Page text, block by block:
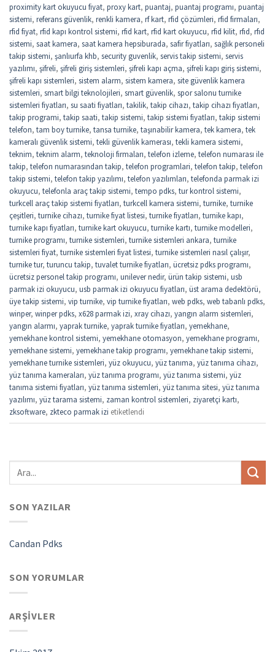
proximity kart okuyucu fiyat, proxy kart, puantaj, puantaj programı, puantaj
sistemi, referans güvenlik, renkli kamera, rf kart, rfid çözümleri, rfid firmaları,
rfid fiyat, rfid kapı kontrol sistemi, rfid kart, rfid kart okuyucu, rfid kilit, rfıd, rfıd
sistemi, saat kamera, saat kamera hepsiburada, safir fiyatları, sağlık personeli
takip sistemi, şanlıurfa khb, security guvenlik, servis takip sistemi, servis
yazılımı, şifreli, şifreli giriş sistemleri, şifreli kapı açma, şifreli kapı giriş sistemi,
şifreli kapı sistemleri, sistem alarm, sistem kamera, site güvenlik kamera
sistemleri, smart bilgi teknolojileri, smart güvenlik, spor salonu turnike
sistemleri fiyatları, su saati fiyatları, takilik, takip cihazı, takip cihazı fiyatları,
takip programi, takip saati, takip sistemi, takip sistemi fiyatları, takip sistemi
telefon, tam boy turnike, tansa turnike, taşınabilir kamera, tek kamera, tek
kameralı güvenlik sistemi, tekli güvenlik kamerası, tekli kamera sistemi,
teknim, teknim alarm, teknoloji firmaları, telefon izleme, telefon numarası ile
takip, telefon numarasından takip, telefon programlari, telefon takip, telefon
takip sistemi, telefon takip yazılımı, telefon yazılımları, telefonda parmak izi
okuyucu, telefonla araç takip sistemi, tempo pdks, tur kontrol sistemi,
turkcell araç takip sistemi fiyatları, turkcell kamera sistemi, turnike, turnike
çeşitleri, turnike cihazı, turnike fiyat listesi, turnike fiyatları, turnike kapı,
turnike kapı fiyatları, turnike kart okuyucu, turnike kartı, turnike modelleri,
turnike programı, turnike sistemleri, turnike sistemleri ankara, turnike
sistemleri fiyat, turnike sistemleri fiyat listesi, turnike sistemleri nasıl çalışır,
turnike tur, turuncu takip, tuvalet turnike fiyatları, ücretsiz pdks programı,
ücretsiz personel takip programı, unilever nedir, ürün takip sistemi, usb
parmak izi okuyucu, usb parmak izi okuyucu fiyatları, üst arama dedektörü,
üye takip sistemi, vip turnike, vip turnike fiyatları, web pdks, web tabanlı pdks,
winper, winper pdks, x628 parmak izi, xray cihazı, yangın alarm sistemleri,
yangın alarmı, yaprak turnike, yaprak turnike fiyatları, yemekhane,
yemekhane kontrol sistemi, yemekhane otomasyon, yemekhane programı,
yemekhane sistemi, yemekhane takip programı, yemekhane takip sistemi,
yemekhane turnike sistemleri, yüz okuyucu, yüz tanıma, yüz tanıma cihazı,
yüz tanıma kameraları, yüz tanıma programı, yüz tanıma sistemi, yüz
tanıma sistemi fiyatları, yüz tanıma sistemleri, yüz tanıma sitesi, yüz tanıma
yazılımı, yüz tarama sistemi, zaman kontrol sistemleri, ziyaretçi kartı,
zksoftware, zkteco parmak izi etiketlendi
SON YAZILAR
Candan Pdks
SON YORUMLAR
ARŞIVLER